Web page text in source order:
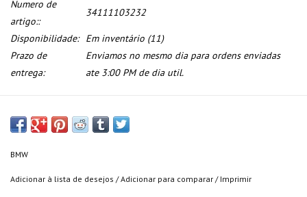
Numero de
artigo::
34111103232
Disponibilidade: Em inventário (11)
Prazo de
entrega:
Enviamos no mesmo dia para ordens enviadas
ate 3:00 PM de dia util.
BMW
Adicionar à lista de desejos /Adicionar para comparar / Imprimir